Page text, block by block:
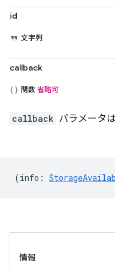
id
文字列
callback
関数 省略可
callback パラメータ
(info :
情報